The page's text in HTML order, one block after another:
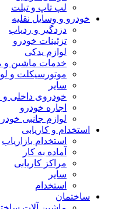
لپ تاپ و تبلت
خودرو و وسایل نقلیه
دزدگیر و ردیاب
تزئینات خودرو
لوازم یدکی
خدمات ماشین و
موتورسیکلت و
سایر
خودروی داخلی
اجاره خودرو
لوازم جانبی
استخدام و کاریابی
استخدام بازاریاب
آماده به کار
مراکز کاریابی
سایر
استخدام
ساختمان